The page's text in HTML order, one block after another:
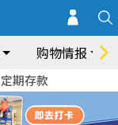
购物情报
定期存款